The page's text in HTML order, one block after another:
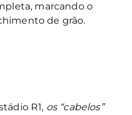
marcando o
de grão.
R1, os “cabelos”